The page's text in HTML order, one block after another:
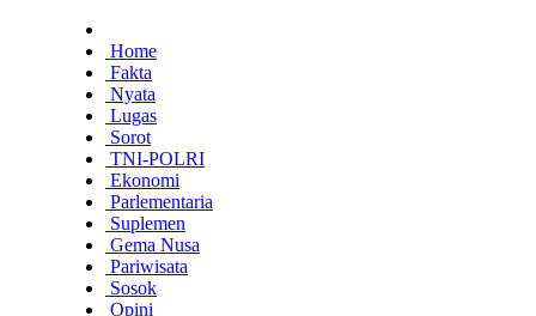
Home
Fakta
Nyata
Lugas
Sorot
TNI-POLRI
Ekonomi
Parlementaria
Suplemen
Gema Nusa
Pariwisata
Sosok
Opini